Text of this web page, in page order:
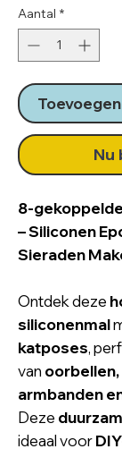
Aantal *
Nu
8-
– Siliconen
Sieraden
Ontdek deze
siliconenmal
katposes,
van
armbanden
Deze
ideaal voor